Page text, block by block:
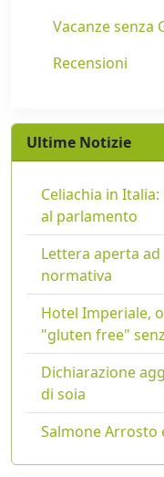
Vacanze senza
Recensioni
Ultime Notizie
Celiachia in
al parlamento
Lettera aperta ad
normativa
Hotel Imperiale,
"gluten free"
Dichiarazione
di soia
Salmone Arrosto